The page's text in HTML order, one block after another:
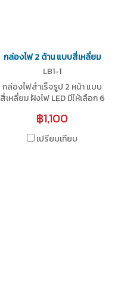
กล่องไฟ 2 ด้าน แบบสี่เหลี่ยม
LB1-1
กล่องไฟสำเร็จรูป 2 หน้า แบบ
สี่เหลี่ยม ฝังไฟ LED มีให้เลือก 6
฿1,100
เปรียบเทียบ